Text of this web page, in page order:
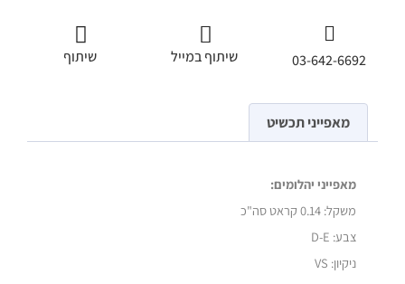
03-642-6692 שיתוף במייל שיתוף
מאפייני תכשיט
מאפייני יהלומים:
משקל: 0.14 קראט סה"כ
צבע: D-E
ניקיון: VS